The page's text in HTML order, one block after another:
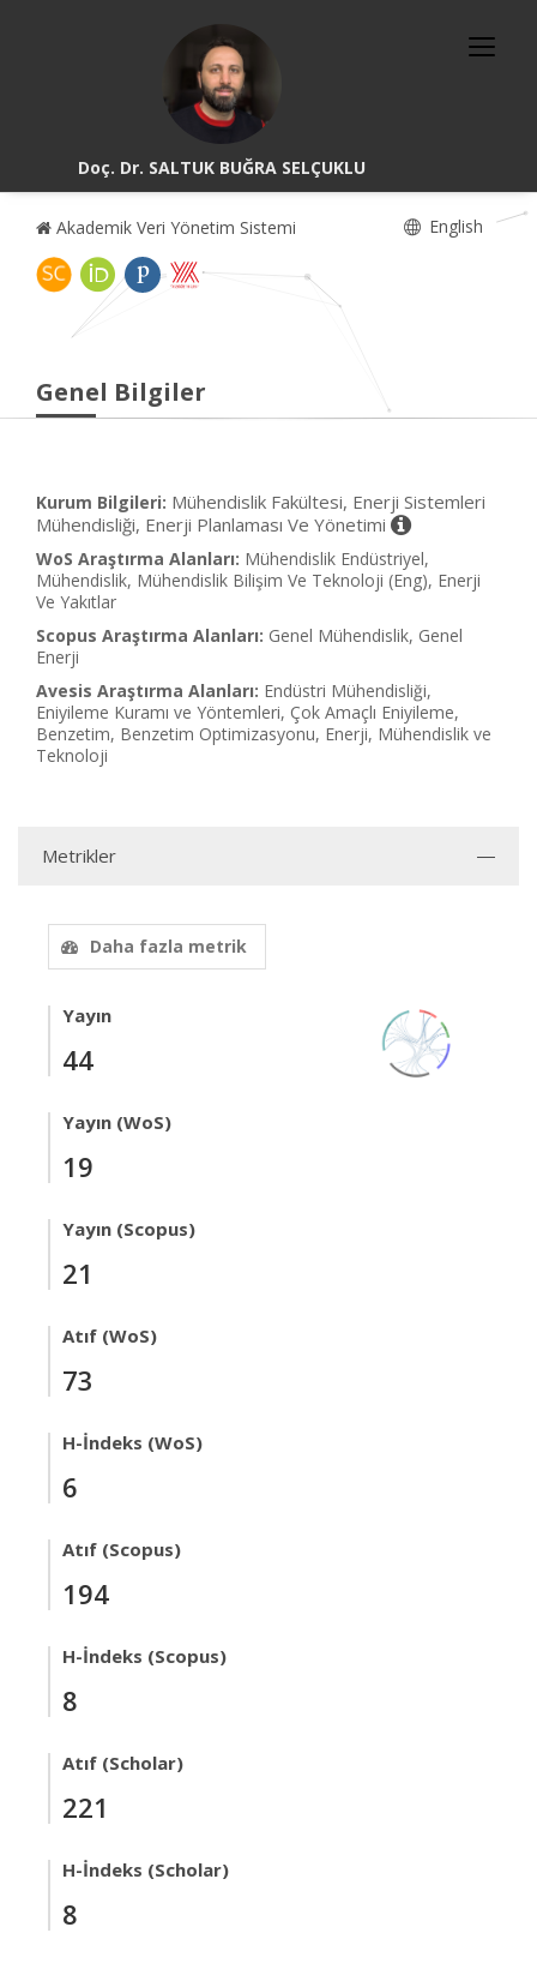
Doç. Dr. SALTUK BUĞRA SELÇUKLU
Akademik Veri Yönetim Sistemi English
Genel Bilgiler
Kurum Bilgileri: Mühendislik Fakültesi, Enerji Sistemleri
Mühendisliği, Enerji Planlaması Ve Yönetimi
WoS Araştırma Alanları: Mühendislik Endüstriyel,
Mühendislik, Mühendislik Bilişim Ve Teknoloji (Eng), Enerji
Ve Yakıtlar
Scopus Araştırma Alanları: Genel Mühendislik, Genel
Enerji
Avesis Araştırma Alanları: Endüstri Mühendisliği,
Eniyileme Kuramı ve Yöntemleri, Çok Amaçlı Eniyileme,
Benzetim, Benzetim Optimizasyonu, Enerji, Mühendislik ve
Teknoloji
Metrikler
Daha fazla metrik
Yayın
44
Yayın (WoS)
19
Yayın (Scopus)
21
Atıf (WoS)
73
H-İndeks (WoS)
6
Atıf (Scopus)
194
H-İndeks (Scopus)
8
Atıf (Scholar)
221
H-İndeks (Scholar)
8